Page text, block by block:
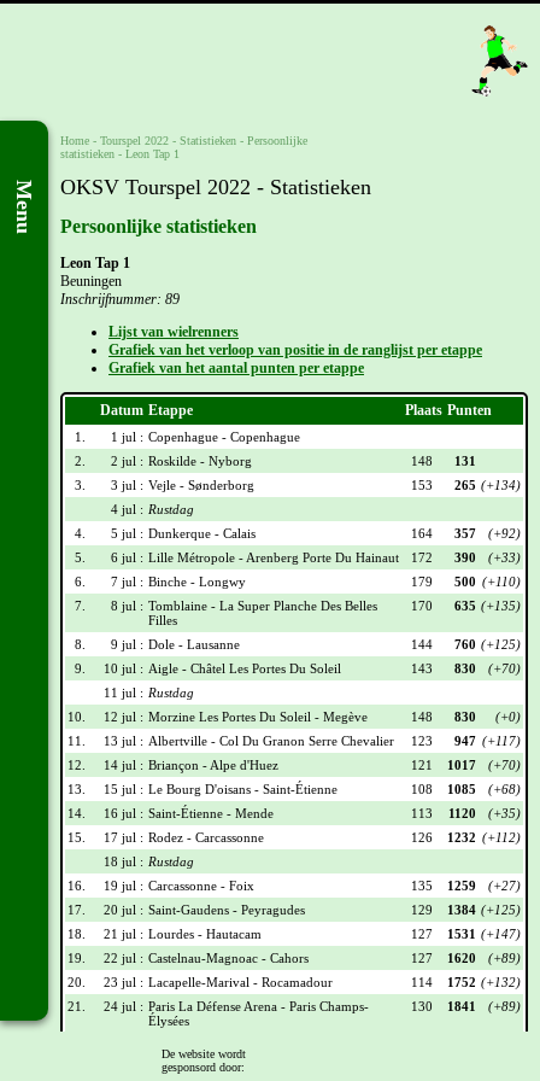
Menu
Home - Tourspel 2022 - Statistieken - Persoonlijke
statistieken - Leon Tap 1
OKSV Tourspel 2022 - Statistieken
Persoonlijke statistieken
Leon Tap 1
Beuningen
Inschrijfnummer: 89
Lijst van wielrenners
Grafiek van het verloop van positie in de ranglijst per etappe
Grafiek van het aantal punten per etappe
Datum Etappe Plaats Punten
1. 1 jul : Copenhague - Copenhague
2.
2 jul : Roskilde - Nyborg 148
131
3.
3 jul : Vejle - Sønderborg 153 265 (+134)
4 jul : Rustdag
4.
5 jul : Dunkerque - Calais 164 357
(+92)
5.
6 jul : Lille Métropole - Arenberg Porte Du Hainaut 172 390
(+33)
6.
7 jul : Binche - Longwy 179 500 (+110)
7.
8 jul : Tomblaine - La Super Planche Des Belles
Filles
170 635 (+135)
8. 9 jul : Dole - Lausanne 144 760 (+125)
9.
10 jul : Aigle - Châtel Les Portes Du Soleil 143 830
(+70)
11 jul : Rustdag
10.
12 jul : Morzine Les Portes Du Soleil - Megève 148 830
(+0)
11.
13 jul : Albertville - Col Du Granon Serre Chevalier 123 947 (+117)
12.
14 jul : Briançon - Alpe d'Huez 121 1017
(+70)
13.
15 jul : Le Bourg D'oisans - Saint-Étienne 108 1085
(+68)
14.
16 jul : Saint-Étienne - Mende 113 1120
(+35)
15.
17 jul : Rodez - Carcassonne 126 1232 (+112)
18 jul : Rustdag
16.
19 jul : Carcassonne - Foix 135 1259
(+27)
17.
20 jul : Saint-Gaudens - Peyragudes 129 1384 (+125)
18.
21 jul : Lourdes - Hautacam 127 1531 (+147)
19.
22 jul : Castelnau-Magnoac - Cahors 127 1620
(+89)
20.
23 jul : Lacapelle-Marival - Rocamadour 114 1752 (+132)
21.
24 jul : Paris La Défense Arena - Paris Champs-
Élysées
130 1841 (+89)
Wielrennerslijst
De website wordt
gesponsord door: